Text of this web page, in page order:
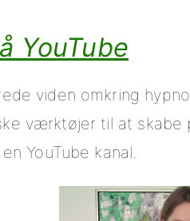
YouTube
viden omkring
værktøjer til at skabe
YouTube kanal.